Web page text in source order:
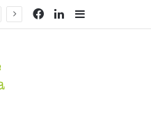
Facebook
LinkedIn